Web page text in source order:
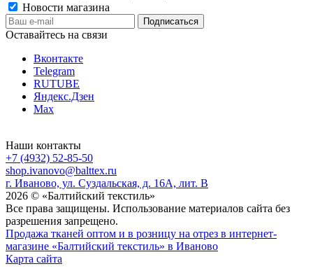
Новости магазина
Оставайтесь на связи
Вконтакте
Telegram
RUTUBE
Яндекс.Дзен
Max
Наши контакты
+7 (4932) 52-85-50
shop.ivanovo@balttex.ru
г. Иваново, ул. Суздальская, д. 16А, лит. В
2026 © «Балтийский текстиль»
Все права защищены. Использование материалов сайта без
разрешения запрещено.
Продажа тканей оптом и в розницу на отрез в интернет-
магазине «Балтийский текстиль» в Иваново
Карта сайта